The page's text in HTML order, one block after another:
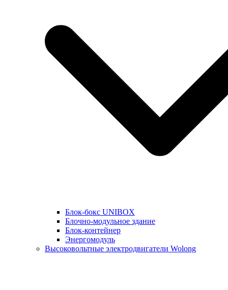
Блок-бокс UNIBOX
Блочно-модульное здание
Блок-контейнер
Энергомодуль
Высоковольтные электродвигатели Wolong